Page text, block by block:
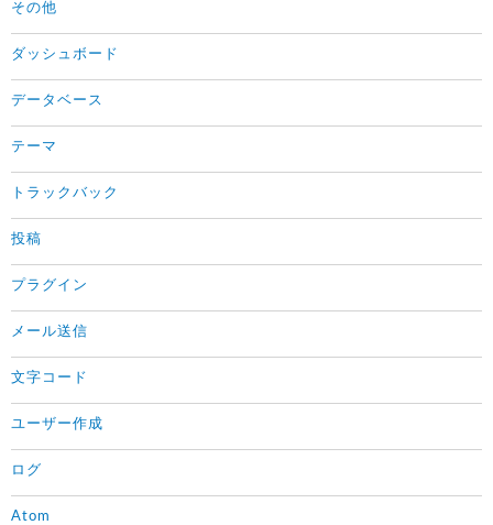
その他
ダッシュボード
データベース
テーマ
トラックバック
投稿
プラグイン
メール送信
文字コード
ユーザー作成
ログ
Atom